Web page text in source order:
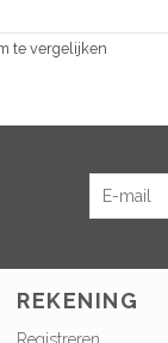
te vergelijken
REKENING